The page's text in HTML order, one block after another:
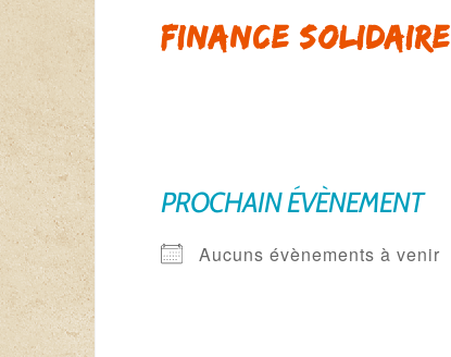
Finance solidaire
PROCHAIN ÉVÈNEMENT
Aucuns évènements à venir